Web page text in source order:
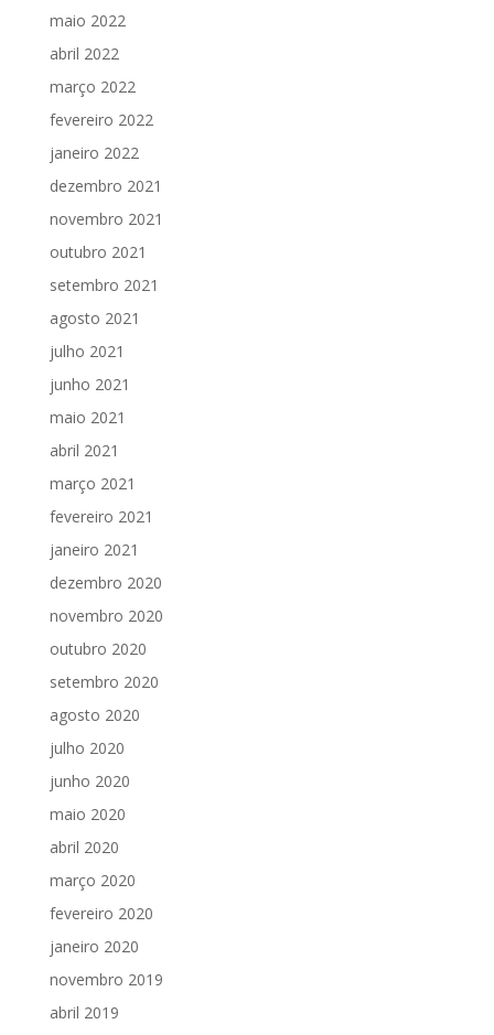
maio 2022
abril 2022
março 2022
fevereiro 2022
janeiro 2022
dezembro 2021
novembro 2021
outubro 2021
setembro 2021
agosto 2021
julho 2021
junho 2021
maio 2021
abril 2021
março 2021
fevereiro 2021
janeiro 2021
dezembro 2020
novembro 2020
outubro 2020
setembro 2020
agosto 2020
julho 2020
junho 2020
maio 2020
abril 2020
março 2020
fevereiro 2020
janeiro 2020
novembro 2019
abril 2019